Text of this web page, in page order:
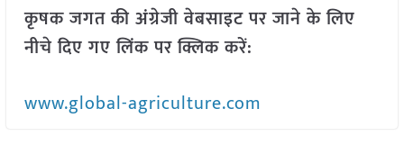
कृषक जगत की अंग्रेजी वेबसाइट पर जाने के लिए
नीचे दिए गए लिंक पर क्लिक करें:
www.global-agriculture.com